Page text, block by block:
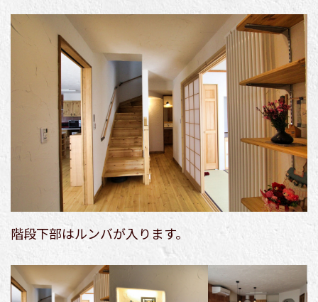
階段下部はルンバが入ります。